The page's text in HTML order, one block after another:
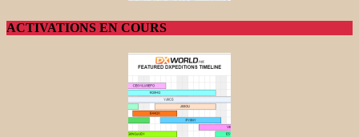
ACTIVATIONS EN COURS